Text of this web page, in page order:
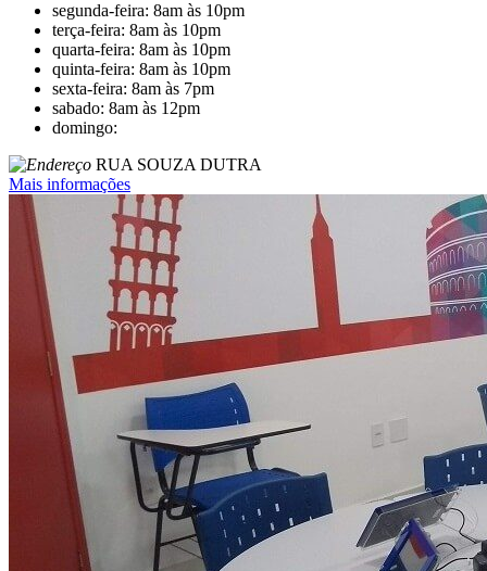
segunda-feira: 8am às 10pm
terça-feira: 8am às 10pm
quarta-feira: 8am às 10pm
quinta-feira: 8am às 10pm
sexta-feira: 8am às 7pm
sabado: 8am às 12pm
domingo:
RUA SOUZA DUTRA
Mais informações